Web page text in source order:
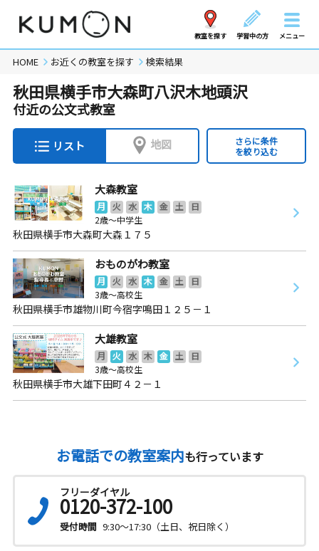
教室を探す 学習中の方 メニュー
HOME お近くの教室を探す 検索結果
秋田県横手市大森町八沢木地頭沢
付近の公文式教室
リスト 地図
さらに条件
を絞り込む
大森教室
月 火 水 木 金 土
日
2歳～中学生
秋田県横手市大森町大森１７５
おものがわ教室
月 火 水 木 金 土
日
3歳～高校生
秋田県横手市雄物川町今宿字鳴田１２５－１
大雄教室
月 火 水 木 金 土
日
3歳～高校生
秋田県横手市大雄下田町４２－１
お電話での教室案内も行っています
フリーダイヤル
0120-372-100
受付時間 9:30～17:30（土日、祝日除く）